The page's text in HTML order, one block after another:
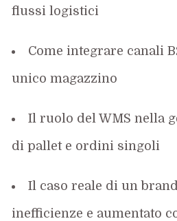
flussi logistici
Come integrare canali
unico magazzino
Il ruolo del WMS nella
di pallet e ordini singoli
Il caso reale di unbrand
inefficienze e aumentato